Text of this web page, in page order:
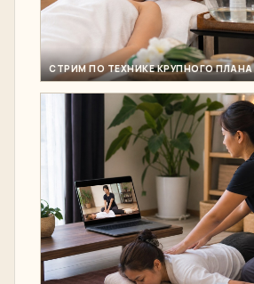
СТРИМ ПО ТЕХНИКЕ КРУПНОГО ПЛАНА